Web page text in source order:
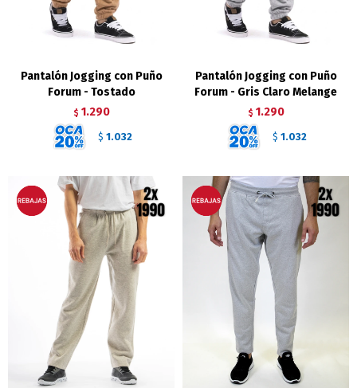
Pantalón Jogging con Puño
Forum - Tostado
$ 1.290
$ 1.032
Pantalón Jogging con Puño
Forum - Gris Claro Melange
$ 1.290
$ 1.032